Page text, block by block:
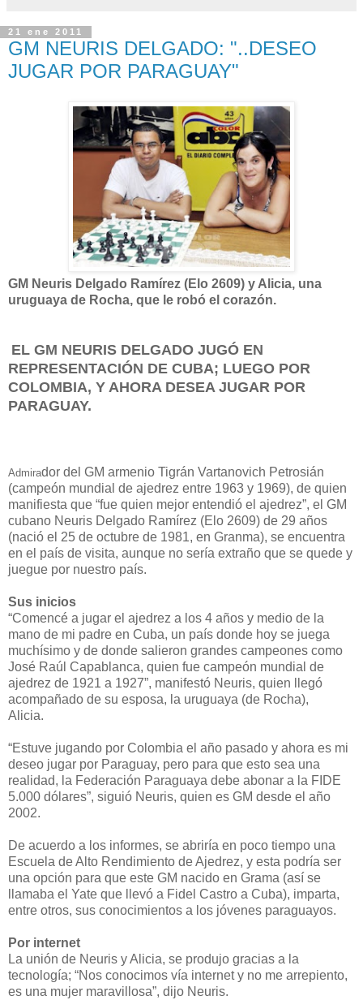
21 ene 2011
GM NEURIS DELGADO: "..DESEO
JUGAR POR PARAGUAY"
GM Neuris Delgado Ramírez (Elo 2609) y Alicia, una
uruguaya de Rocha, que le robó el corazón.
EL GM NEURIS DELGADO JUGÓ EN
REPRESENTACIÓN DE CUBA; LUEGO POR
COLOMBIA, Y AHORA DESEA JUGAR POR
PARAGUAY.
Admirador del GM armenio Tigrán Vartanovich Petrosián
(campeón mundial de ajedrez entre 1963 y 1969), de quien
manifiesta que “fue quien mejor entendió el ajedrez”, el GM
cubano Neuris Delgado Ramírez (Elo 2609) de 29 años
(nació el 25 de octubre de 1981, en Granma), se encuentra
en el país de visita, aunque no sería extraño que se quede y
juegue por nuestro país.
Sus inicios
“Comencé a jugar el ajedrez a los 4 años y medio de la
mano de mi padre en Cuba, un país donde hoy se juega
muchísimo y de donde salieron grandes campeones como
José Raúl Capablanca, quien fue campeón mundial de
ajedrez de 1921 a 1927”, manifestó Neuris, quien llegó
acompañado de su esposa, la uruguaya (de Rocha),
Alicia.
“Estuve jugando por Colombia el año pasado y ahora es mi
deseo jugar por Paraguay, pero para que esto sea una
realidad, la Federación Paraguaya debe abonar a la FIDE
5.000 dólares”, siguió Neuris, quien es GM desde el año
2002.
De acuerdo a los informes, se abriría en poco tiempo una
Escuela de Alto Rendimiento de Ajedrez, y esta podría ser
una opción para que este GM nacido en Grama (así se
llamaba el Yate que llevó a Fidel Castro a Cuba), imparta,
entre otros, sus conocimientos a los jóvenes paraguayos.
Por internet
La unión de Neuris y Alicia, se produjo gracias a la
tecnología; “Nos conocimos vía internet y no me arrepiento,
es una mujer maravillosa”, dijo Neuris.